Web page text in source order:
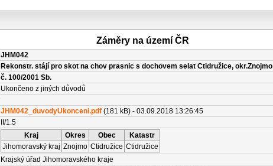
Záměry na území ČR
JHM042
Rekonstr. stájí pro skot na chov prasnic s dochovem selat Ctidružice, okr.Znojmo
č. 100/2001 Sb.
Ukončeno z jiných důvodů
JHM042_duvodyUkonceni.pdf (181 kB) - 03.09.2018 13:26:45
II/1.5
Kraj Okres Obec
Katastr
Jihomoravský kraj Znojmo Ctidružice Ctidružice
Krajský úřad Jihomoravského kraje